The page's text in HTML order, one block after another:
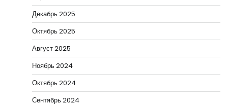
Декабрь 2025
Октябрь 2025
Август 2025
Ноябрь 2024
Октябрь 2024
Сентябрь 2024